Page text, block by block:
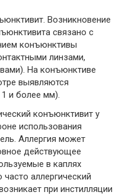
Возникновение
связано с
конъюнктивы
линзами,
На конъюнктиве
выявляются
1 и более мм).
конъюнктивит у
использования
Аллергия может
действующее
в каплях
аллергический
при инстилляции